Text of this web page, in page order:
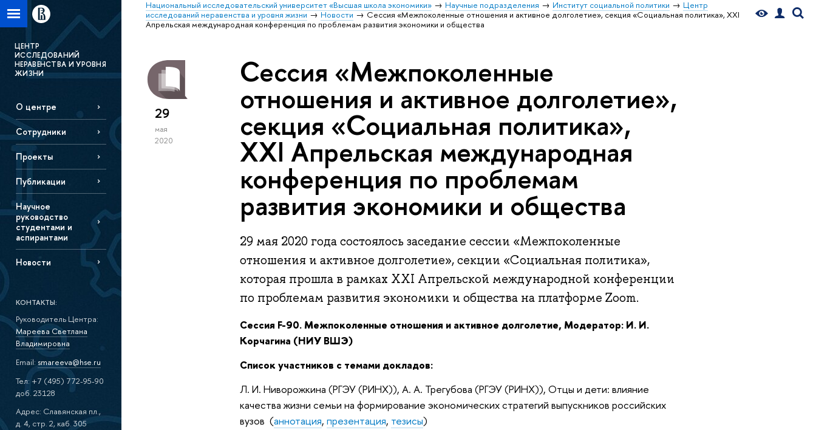
Национальный исследовательский университет «Высшая школа экономики» Научные подразделения Институт социальной политики
Центр
исследований неравенства и уровня жизни
Новости
Сессия «Межпоколенные отношения и активное долголетие», секция «Социальная политика», XXI
Апрельская международная конференция по проблемам развития экономики и общества
ЦЕНТР
ИССЛЕДОВАНИЙ
НЕРАВЕНСТВА И УРОВНЯ
ЖИЗНИ
О центре
Сотрудники
Проекты
Публикации
Научное
руководство
студентами и
аспирантами
Новости
КОНТАКТЫ:
Руководитель Центра:
Мареева Светлана
Владимировна
Email: smareeva@hse.ru
Тел: +7 (495) 772-95-90
доб. 23128
Адрес: Славянская пл.,
д. 4, стр. 2, каб. 305
29
мая
2020
Сессия «Межпоколенные
отношения и активное долголетие»,
секция «Социальная политика»,
XXI Апрельская международная
конференция по проблемам
развития экономики и общества
29 мая 2020 года состоялось заседание сессии «Межпоколенные
отношения и активное долголетие», секции «Социальная политика»,
которая прошла в рамках XXI Апрельской международной конференции
по проблемам развития экономики и общества на платформе Zoom.
Сессия F-90. Межпоколенные отношения и активное долголетие, Модератор: И. И.
Корчагина (НИУ ВШЭ)
Список участников с темами докладов:
Л. И. Ниворожкина (РГЭУ (РИНХ)), А. А. Трегубова (РГЭУ (РИНХ)), Отцы и дети: влияние
качества жизни семьи на формирование экономических стратегий выпускников российских
вузов (аннотация,презентация, тезисы)